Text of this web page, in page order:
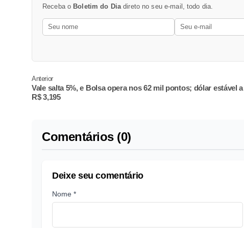
Receba o Boletim do Dia direto no seu e-mail, todo dia.
Anterior
Vale salta 5%, e Bolsa opera nos 62 mil pontos; dólar estável a
R$ 3,195
Comentários (0)
Deixe seu comentário
Nome *